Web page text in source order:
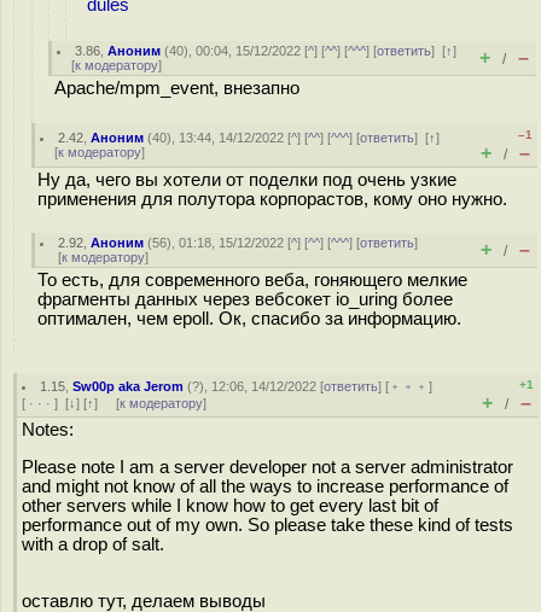
dules
3.86 ,Аноним (40), 00:04, 15/12/2022 [^] [^^] [^^^] [ответить][↑]
[к модератору] + / –
Apache/mpm_event, внезапно
2.42 ,Аноним (40), 13:44, 14/12/2022 [^] [^^] [^^^] [ответить][↑]
[к модератору]
–1
+ / –
Ну да, чего вы хотели от поделки под очень узкие
применения для полутора корпорастов, кому оно нужно.
2.92 ,Аноним (56), 01:18, 15/12/2022 [^] [^^] [^^^] [ответить]
[к модератору] + / –
То есть, для современного веба, гоняющего мелкие
фрагменты данных через вебсокет io_uring более
оптимален, чем epoll. Ок, спасибо за информацию.
1.15 ,Sw00p aka Jerom (?), 12:06, 14/12/2022 [ответить] [ ﹢﹢﹢]
[ · · · ] [↓] [↑] [к модератору]
+1
+ / –
Notes:
Please note I am a server developer not a server administrator
and might not know of all the ways to increase performance of
other servers while I know how to get every last bit of
performance out of my own. So please take these kind of tests
with a drop of salt.
оставлю тут, делаем выводы